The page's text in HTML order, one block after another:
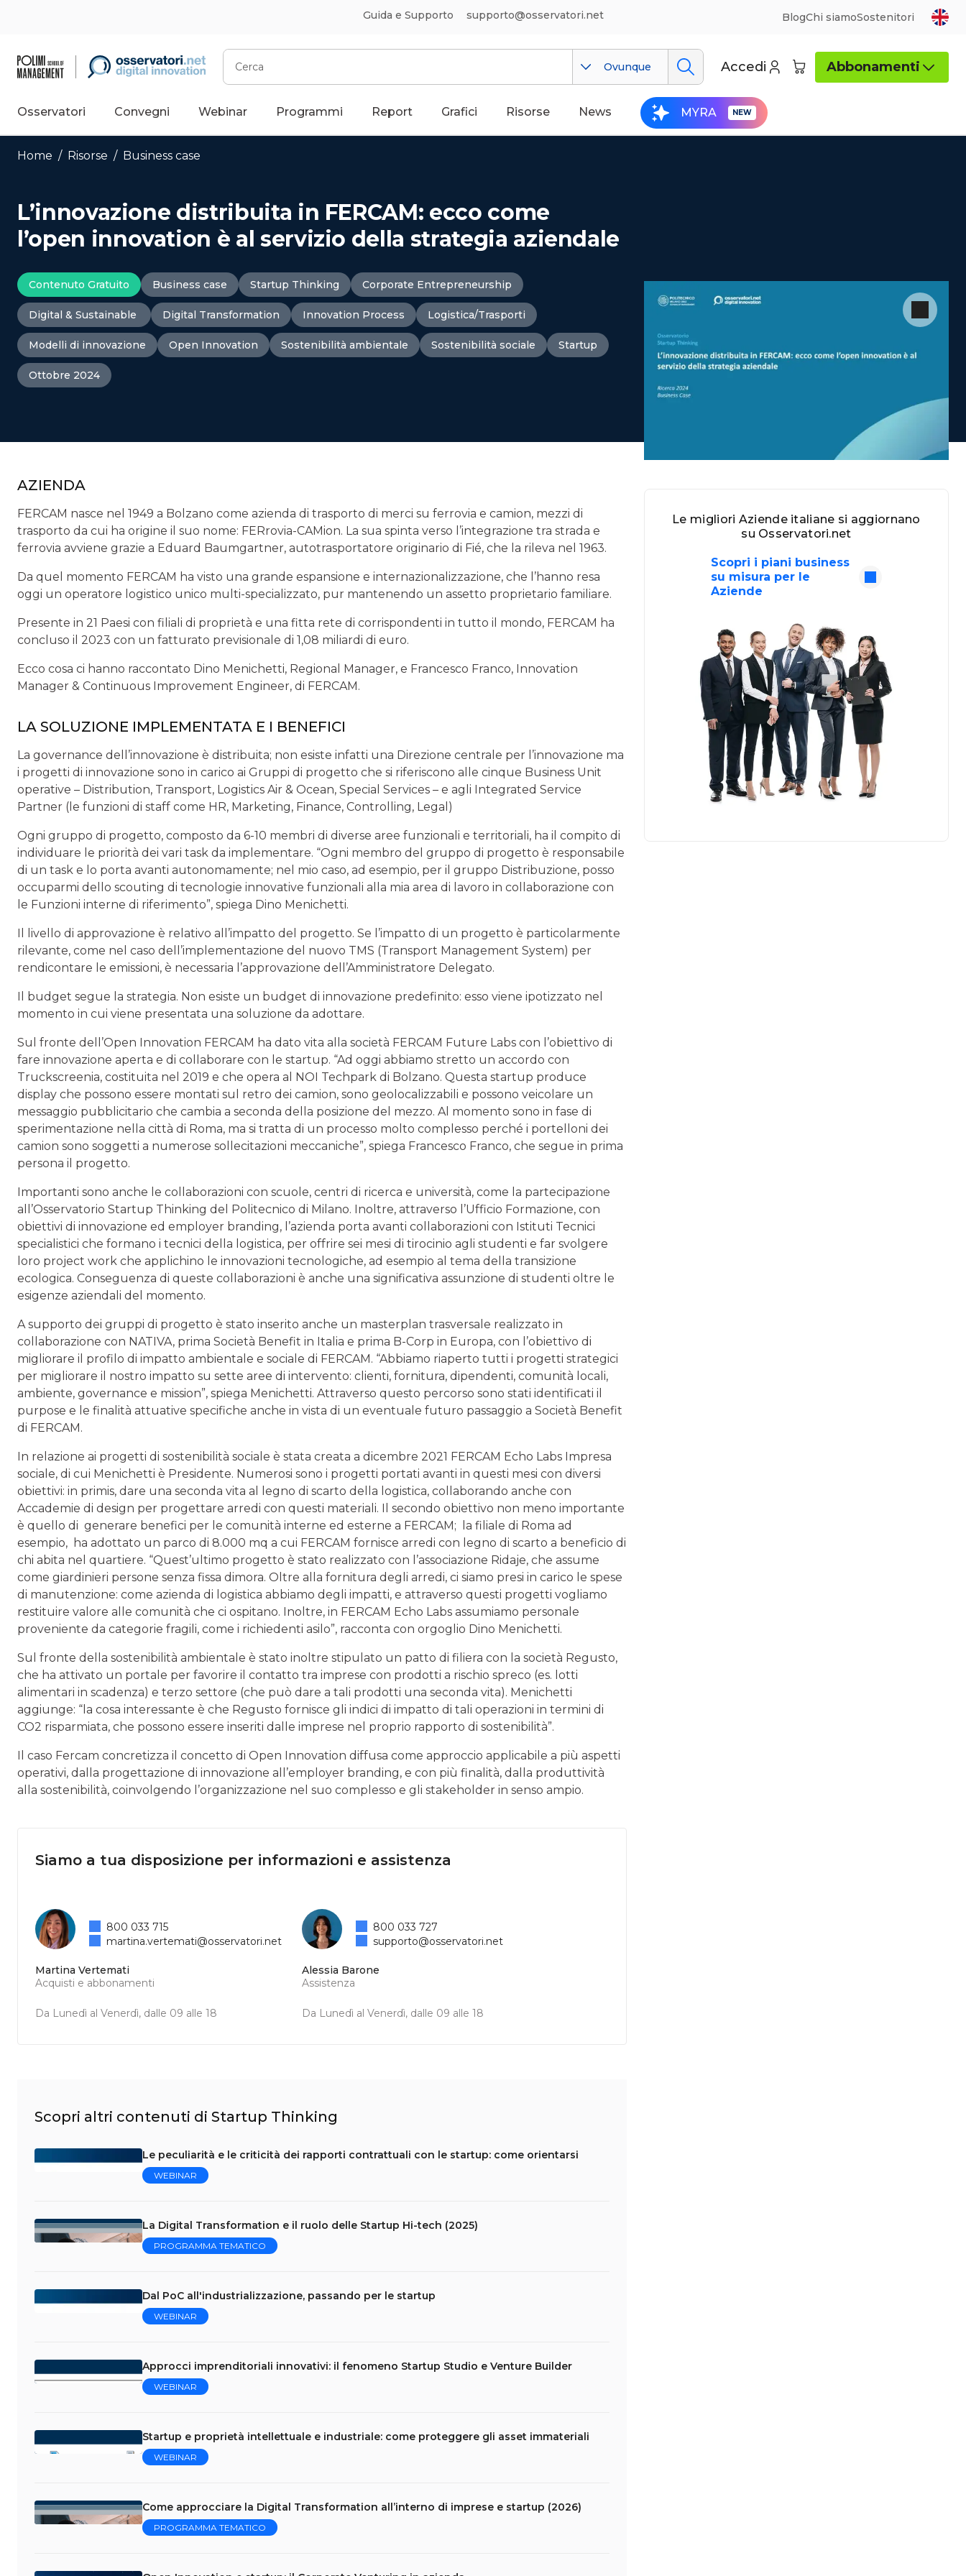
Guida e Supporto supporto@osservatori.net BlogChi siamoSostenitori
Cerca
Ovunque Accedi Abbonamenti
Osservatori Convegni Webinar Programmi Report Grafici Risorse News MYRA
Home / Risorse / Business case
L’innovazione distribuita in FERCAM: ecco come
l’open innovation è al servizio della strategia aziendale
Contenuto Gratuito Business case Startup Thinking Corporate Entrepreneurship
Digital & Sustainable Digital Transformation Innovation Process Logistica/Trasporti
Modelli di innovazione Open Innovation Sostenibilità ambientale Sostenibilità sociale Startup
Ottobre 2024
AZIENDA
FERCAM nasce nel 1949 a Bolzano come azienda di trasporto di merci su ferrovia e camion, mezzi di
trasporto da cui ha origine il suo nome: FERrovia-CAMion. La sua spinta verso l’integrazione tra strada e
ferrovia avviene grazie a Eduard Baumgartner, autotrasportatore originario di Fié, che la rileva nel 1963.
Da quel momento FERCAM ha visto una grande espansione e internazionalizzazione, che l’hanno resa
oggi un operatore logistico unico multi-specializzato, pur mantenendo un assetto proprietario familiare.
Presente in 21 Paesi con filiali di proprietà e una fitta rete di corrispondenti in tutto il mondo, FERCAM ha
concluso il 2023 con un fatturato previsionale di 1,08 miliardi di euro.
Ecco cosa ci hanno raccontato Dino Menichetti, Regional Manager, e Francesco Franco, Innovation
Manager & Continuous Improvement Engineer, di FERCAM.
LA SOLUZIONE IMPLEMENTATA E I BENEFICI
La governance dell’innovazione è distribuita; non esiste infatti una Direzione centrale per l’innovazione ma
i progetti di innovazione sono in carico ai Gruppi di progetto che si riferiscono alle cinque Business Unit
operative – Distribution, Transport, Logistics Air & Ocean, Special Services – e agli Integrated Service
Partner (le funzioni di staff come HR, Marketing, Finance, Controlling, Legal)
Ogni gruppo di progetto, composto da 6-10 membri di diverse aree funzionali e territoriali, ha il compito di
individuare le priorità dei vari task da implementare. “Ogni membro del gruppo di progetto è responsabile
di un task e lo porta avanti autonomamente; nel mio caso, ad esempio, per il gruppo Distribuzione, posso
occuparmi dello scouting di tecnologie innovative funzionali alla mia area di lavoro in collaborazione con
le Funzioni interne di riferimento”, spiega Dino Menichetti.
Il livello di approvazione è relativo all’impatto del progetto. Se l’impatto di un progetto è particolarmente
rilevante, come nel caso dell’implementazione del nuovo TMS (Transport Management System) per
rendicontare le emissioni, è necessaria l’approvazione dell’Amministratore Delegato.
Il budget segue la strategia. Non esiste un budget di innovazione predefinito: esso viene ipotizzato nel
momento in cui viene presentata una soluzione da adottare.
Sul fronte dell’Open Innovation FERCAM ha dato vita alla società FERCAM Future Labs con l’obiettivo di
fare innovazione aperta e di collaborare con le startup. “Ad oggi abbiamo stretto un accordo con
Truckscreenia, costituita nel 2019 e che opera al NOI Techpark di Bolzano. Questa startup produce
display che possono essere montati sul retro dei camion, sono geolocalizzabili e possono veicolare un
messaggio pubblicitario che cambia a seconda della posizione del mezzo. Al momento sono in fase di
sperimentazione nella città di Roma, ma si tratta di un processo molto complesso perché i portelloni dei
camion sono soggetti a numerose sollecitazioni meccaniche”, spiega Francesco Franco, che segue in prima
persona il progetto.
Importanti sono anche le collaborazioni con scuole, centri di ricerca e università, come la partecipazione
all’Osservatorio Startup Thinking del Politecnico di Milano. Inoltre, attraverso l’Ufficio Formazione, con
obiettivi di innovazione ed employer branding, l’azienda porta avanti collaborazioni con Istituti Tecnici
specialistici che formano i tecnici della logistica, per offrire sei mesi di tirocinio agli studenti e far svolgere
loro project work che applichino le innovazioni tecnologiche, ad esempio al tema della transizione
ecologica. Conseguenza di queste collaborazioni è anche una significativa assunzione di studenti oltre le
esigenze aziendali del momento.
A supporto dei gruppi di progetto è stato inserito anche un masterplan trasversale realizzato in
collaborazione con NATIVA, prima Società Benefit in Italia e prima B-Corp in Europa, con l’obiettivo di
migliorare il profilo di impatto ambientale e sociale di FERCAM. “Abbiamo riaperto tutti i progetti strategici
per migliorare il nostro impatto su sette aree di intervento: clienti, fornitura, dipendenti, comunità locali,
ambiente, governance e mission”, spiega Menichetti. Attraverso questo percorso sono stati identificati il
purpose e le finalità attuative specifiche anche in vista di un eventuale futuro passaggio a Società Benefit
di FERCAM.
In relazione ai progetti di sostenibilità sociale è stata creata a dicembre 2021 FERCAM Echo Labs Impresa
sociale, di cui Menichetti è Presidente. Numerosi sono i progetti portati avanti in questi mesi con diversi
obiettivi: in primis, dare una seconda vita al legno di scarto della logistica, collaborando anche con
Accademie di design per progettare arredi con questi materiali. Il secondo obiettivo non meno importante
è quello di generare benefici per le comunità interne ed esterne a FERCAM; la filiale di Roma ad
esempio, ha adottato un parco di 8.000 mq a cui FERCAM fornisce arredi con legno di scarto a beneficio di
chi abita nel quartiere. “Quest’ultimo progetto è stato realizzato con l’associazione Ridaje, che assume
come giardinieri persone senza fissa dimora. Oltre alla fornitura degli arredi, ci siamo presi in carico le spese
di manutenzione: come azienda di logistica abbiamo degli impatti, e attraverso questi progetti vogliamo
restituire valore alle comunità che ci ospitano. Inoltre, in FERCAM Echo Labs assumiamo personale
proveniente da categorie fragili, come i richiedenti asilo”, racconta con orgoglio Dino Menichetti.
Sul fronte della sostenibilità ambientale è stato inoltre stipulato un patto di filiera con la società Regusto,
che ha attivato un portale per favorire il contatto tra imprese con prodotti a rischio spreco (es. lotti
alimentari in scadenza) e terzo settore (che può dare a tali prodotti una seconda vita). Menichetti
aggiunge: “la cosa interessante è che Regusto fornisce gli indici di impatto di tali operazioni in termini di
CO2 risparmiata, che possono essere inseriti dalle imprese nel proprio rapporto di sostenibilità”.
Il caso Fercam concretizza il concetto di Open Innovation diffusa come approccio applicabile a più aspetti
operativi, dalla progettazione di innovazione all’employer branding, e con più finalità, dalla produttività
alla sostenibilità, coinvolgendo l’organizzazione nel suo complesso e gli stakeholder in senso ampio.
Siamo a tua disposizione per informazioni e assistenza
Martina Vertemati
Acquisti e abbonamenti
Da Lunedì al Venerdì, dalle 09 alle 18
800 033 715
martina.vertemati@osservatori.net
Alessia Barone
Assistenza
Da Lunedì al Venerdì, dalle 09 alle 18
800 033 727
supporto@osservatori.net
Scopri altri contenuti di Startup Thinking
Le peculiarità e le criticità dei rapporti contrattuali con le startup: come orientarsi
WEBINAR
La Digital Transformation e il ruolo delle Startup Hi-tech (2025)
PROGRAMMA TEMATICO
Dal PoC all'industrializzazione, passando per le startup
WEBINAR
Approcci imprenditoriali innovativi: il fenomeno Startup Studio e Venture Builder
WEBINAR
Startup e proprietà intellettuale e industriale: come proteggere gli asset immateriali
WEBINAR
Come approcciare la Digital Transformation all’interno di imprese e startup (2026)
PROGRAMMA TEMATICO
Le migliori Aziende italiane si aggiornano
su Osservatori.net
Scopri i piani business
su misura per le
Aziende